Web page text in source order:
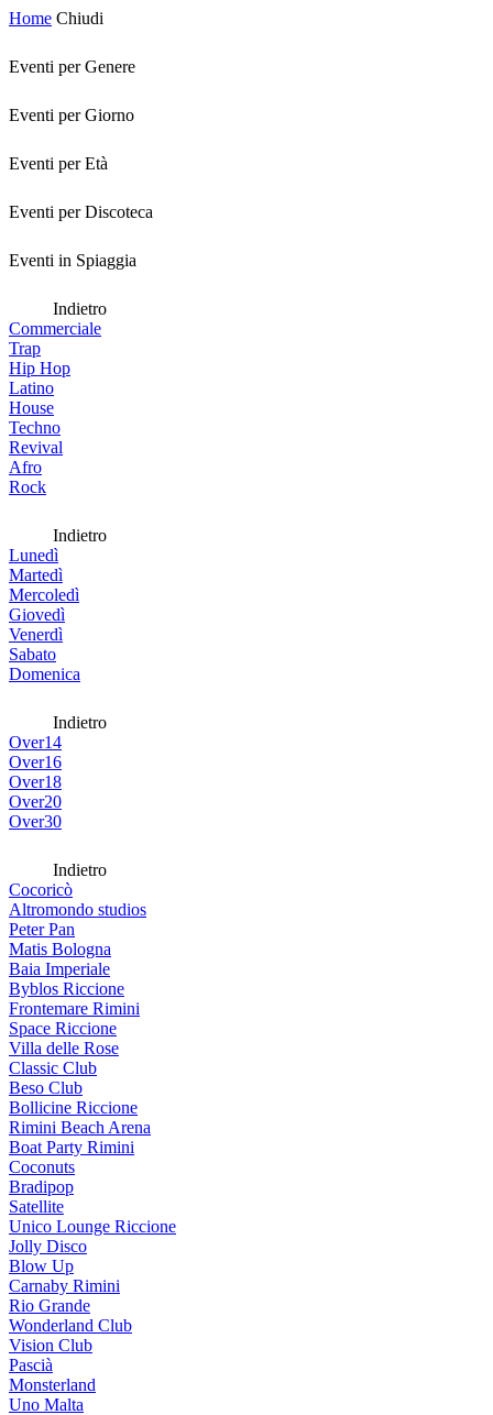
Home Chiudi
Eventi per Genere
Eventi per Giorno
Eventi per Età
Eventi per Discoteca
Eventi in Spiaggia
Indietro
Commerciale
Trap
Hip Hop
Latino
House
Techno
Revival
Afro
Rock
Indietro
Lunedì
Martedì
Mercoledì
Giovedì
Venerdì
Sabato
Domenica
Indietro
Over14
Over16
Over18
Over20
Over30
Indietro
Cocoricò
Altromondo studios
Peter Pan
Matis Bologna
Baia Imperiale
Byblos Riccione
Frontemare Rimini
Space Riccione
Villa delle Rose
Classic Club
Beso Club
Bollicine Riccione
Rimini Beach Arena
Boat Party Rimini
Coconuts
Bradipop
Satellite
Unico Lounge Riccione
Jolly Disco
Blow Up
Carnaby Rimini
Rio Grande
Wonderland Club
Vision Club
Pascià
Monsterland
Uno Malta